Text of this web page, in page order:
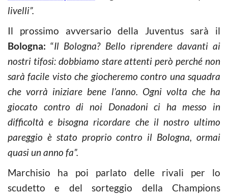
livelli”.
Il prossimo avversario della Juventus sarà il
Bologna: “Il Bologna? Bello riprendere davanti ai
nostri tifosi: dobbiamo stare attenti però perché non
sarà facile visto che giocheremo contro una squadra
che vorrà iniziare bene l’anno. Ogni volta che ha
giocato contro di noi Donadoni ci ha messo in
difficoltà e bisogna ricordare che il nostro ultimo
pareggio è stato proprio contro il Bologna, ormai
quasi un anno fa”.
Marchisio ha poi parlato delle rivali per lo
scudetto e del sorteggio della Champions